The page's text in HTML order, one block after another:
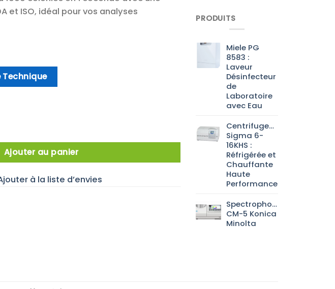
et ISO, idéal pour vos analyses
de colonies Scan 300
Ajouter au panier
à la liste d’envies
PRODUITS
Miele PG
8583 :
Laveur
Désinfecteur
de
Laboratoire
avec Eau
Centrifugeuse
Sigma 6-
16KHS :
Réfrigérée et
Chauffante
Haute
Performance
Spectrophotomètre
CM-5 Konica
Minolta